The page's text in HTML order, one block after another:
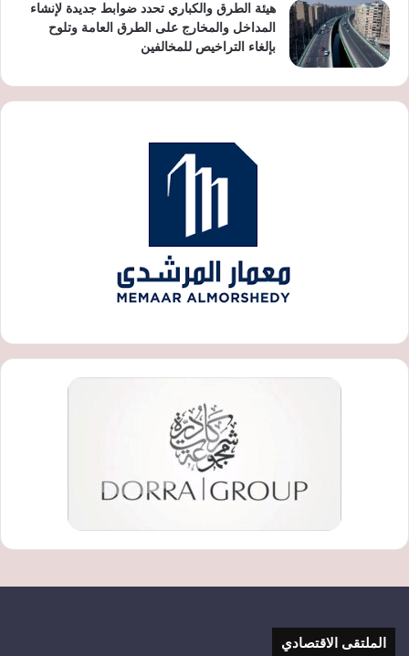
هيئة الطرق والكباري تحدد ضوابط جديدة لإنشاء
المداخل والمخارج على الطرق العامة وتلوح
بإلغاء التراخيص للمخالفين
الملتقى الاقتصادي